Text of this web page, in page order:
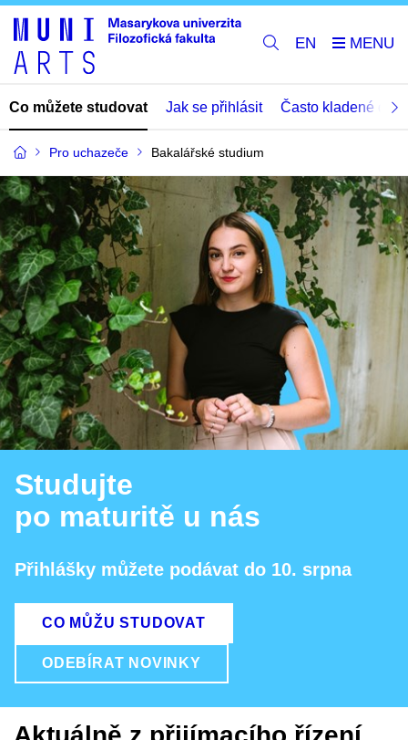
EN
Co můžete studovat Jak se přihlásit Často kladené
Pro uchazeče Bakalářské studium
Studujte
po maturitě u nás
Přihlášky můžete podávat do 10. srpna
CO MŮŽU STUDOVAT
ODEBÍRAT NOVINKY